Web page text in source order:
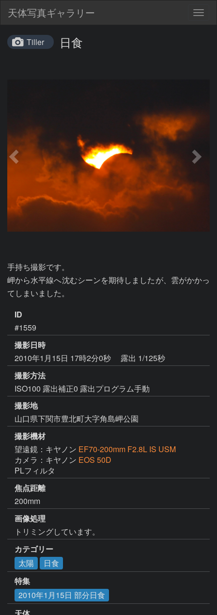
天体写真ギャラリー
Tiller 日食
手持ち撮影です。
岬から水平線へ沈むシーンを期待しましたが、雲がかかっ
てしまいました。
ID
#1559
撮影日時
2010年1月15日 17時2分0秒
露出 1/125秒
撮影方法
ISO100 露出補正0 露出プログラム手動
撮影地
山口県下関市豊北町大字角島岬公園
撮影機材
望遠鏡：キヤノン EF70-200mm F2.8L IS USM
カメラ：キヤノン EOS 50D
PLフィルタ
焦点距離
200mm
画像処理
トリミングしています。
カテゴリー
太陽
日食
特集
2010年1月15日 部分日食